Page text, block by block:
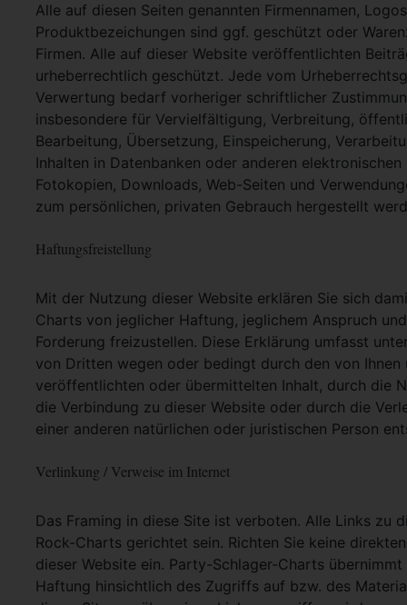
Alle auf diesen Seiten genannten Firmennamen,
Produktbezeichungen sind ggf. geschützt oder
Firmen. Alle auf dieser Website veröffentlichten
urheberrechtlich geschützt. Jede vom
Verwertung bedarf vorheriger schriftlicher
insbesondere für Vervielfältigung, Verbreitung,
Bearbeitung, Übersetzung, Einspeicherung,
Inhalten in Datenbanken oder anderen
Fotokopien, Downloads, Web-Seiten und
zum persönlichen, privaten Gebrauch hergestellt
Haftungsfreistellung
Mit der Nutzung dieser Website erklären Sie sich
Charts von jeglicher Haftung, jeglichem Anspruch
Forderung freizustellen. Diese Erklärung umfasst
von Dritten wegen oder bedingt durch den von Ihnen
veröffentlichten oder übermittelten Inhalt, durch die
die Verbindung zu dieser Website oder durch die
einer anderen natürlichen oder juristischen Person
Verlinkung / Verweise im Internet
Das Framing in diese Site ist verboten. Alle Links zu
Rock-Charts gerichtet sein. Richten Sie keine
dieser Website ein. Party-Schlager-Charts
Haftung hinsichtlich des Zugriffs auf bzw. des